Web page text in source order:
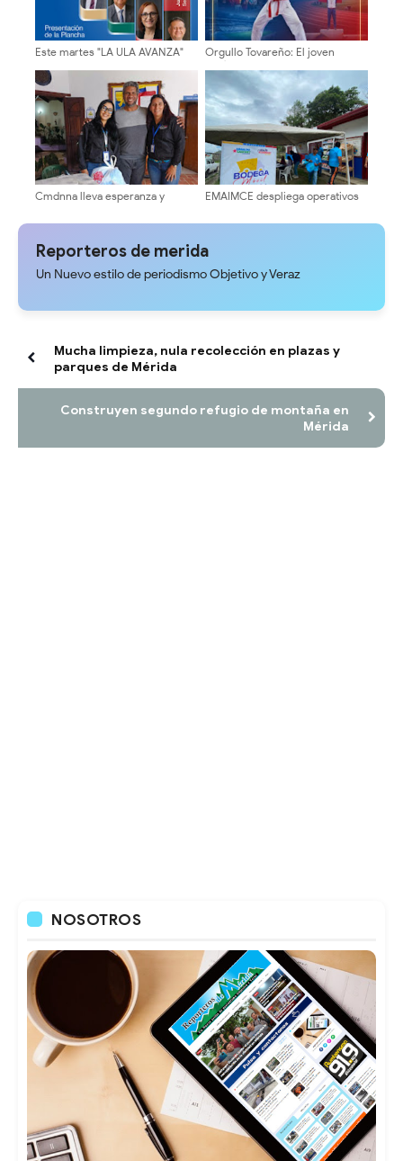
Este martes "LA ULA AVANZA"
Orgullo Tovareño: El joven
Matías Sánchez representará a
Venezuela en el Mundial de
Karate en Polonia
Cmdnna lleva esperanza y
Mérida
EMAIMCE despliega operativos
Bodega Móvil en tres sectores
Reporteros de merida
Un Nuevo estilo de periodismo Objetivo y Veraz
Mucha limpieza, nula recolección en plazas y
parques de Mérida
Construyen segundo refugio de montaña en
Mérida
NOSOTROS